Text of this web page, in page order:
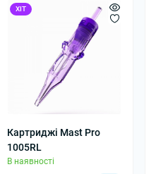
ХІТ
Картриджі Mast Pro
1005RL
В наявності